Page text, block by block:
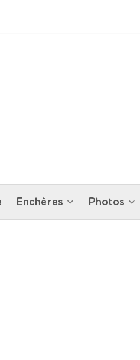
Enchères Photos